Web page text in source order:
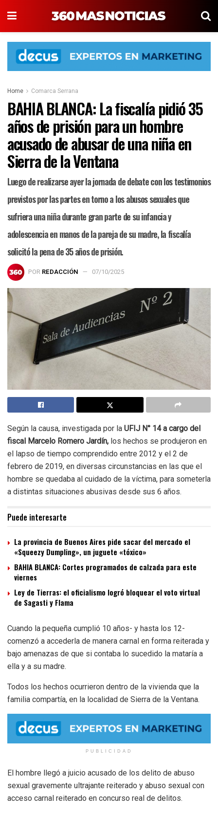
Home Comarca Serrana
BAHIA BLANCA: La fiscalía pidió 35
años de prisión para un hombre
acusado de abusar de una niña en
Sierra de la Ventana
Luego de realizarse ayer la jornada de debate con los testimonios
previstos por las partes en torno a los abusos sexuales que
sufriera una niña durante gran parte de su infancia y
adolescencia en manos de la pareja de su madre, la fiscalía
solicitó la pena de 35 años de prisión.
POR REDACCIÓN 07/10/2025
Según la causa, investigada por la UFIJ N° 14 a cargo del
fiscal Marcelo Romero Jardín, los hechos se produjeron en
el lapso de tiempo comprendido entre 2012 y el 2 de
febrero de 2019, en diversas circunstancias en las que el
hombre se quedaba al cuidado de la víctima, para someterla
a distintas situaciones abusivas desde sus 6 años.
Puede interesarte
La provincia de Buenos Aires pide sacar del mercado el
«Squeezy Dumpling», un juguete «tóxico»
BAHIA BLANCA: Cortes programados de calzada para este
viernes
Ley de Tierras: el oficialismo logró bloquear el voto virtual
de Sagasti y Flama
Cuando la pequeña cumplió 10 años- y hasta los 12-
comenzó a accederla de manera carnal en forma reiterada y
bajo amenazas de que si contaba lo sucedido la mataría a
ella y a su madre.
Todos los hechos ocurrieron dentro de la vivienda que la
familia compartía, en la localidad de Sierra de la Ventana.
PUBLICIDAD
El hombre llegó a juicio acusado de los delito de abuso
sexual gravemente ultrajante reiterado y abuso sexual con
acceso carnal reiterado en concurso real de delitos.